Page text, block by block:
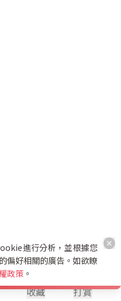
收藏 打賞
進行分析，並根據您
偏好相關的廣告。如欲瞭
政策 。